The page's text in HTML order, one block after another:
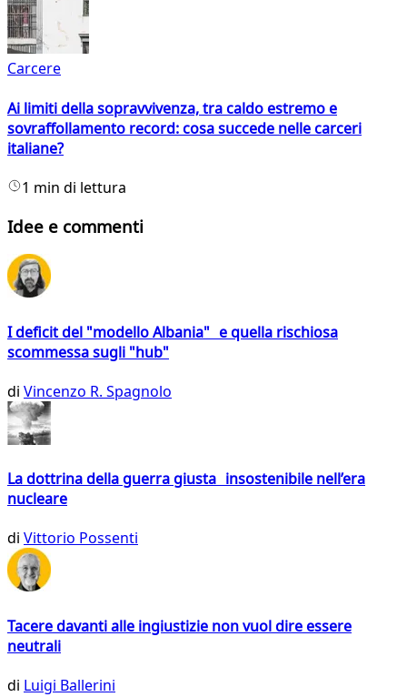
Carcere
Ai limiti della sopravvivenza, tra caldo estremo e
sovraffollamento record: cosa succede nelle carceri
italiane?
1 min di lettura
Idee e commenti
I deficit del "modello Albania" e quella rischiosa
scommessa sugli "hub"
di Vincenzo R. Spagnolo
La dottrina della guerra giusta insostenibile nell’era
nucleare
di Vittorio Possenti
Tacere davanti alle ingiustizie non vuol dire essere
neutrali
di Luigi Ballerini